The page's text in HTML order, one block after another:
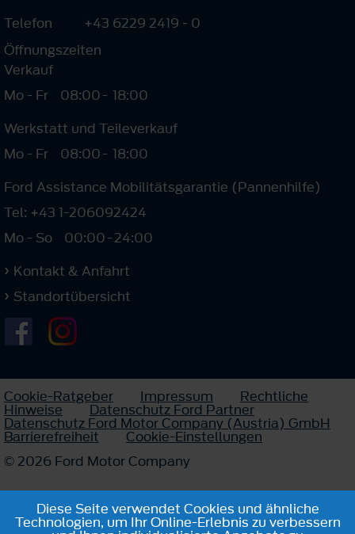
Telefon
+43 6229 2419 - 0
Öffnungszeiten
Verkauf
Mo - Fr
08:00- 18:00
Werkstatt und Teileverkauf
Mo - Fr
08:00- 18:00
Ford Assistance Mobilitätsgarantie (Pannenhilfe)
Tel: +43 1-206092424
Mo - So
00:00-24:00
Kontakt & Anfahrt
Standortübersicht
Cookie-Ratgeber Impressum Rechtliche
Hinweise Datenschutz Ford Partner
Datenschutz Ford Motor Company (Austria) GmbH
Barrierefreiheit
Cookie-Einstellungen
© 2026 Ford Motor Company
Diese Seite verwendet Cookies und ähnliche
Technologien, um Ihr Online-Erlebnis zu verbessern